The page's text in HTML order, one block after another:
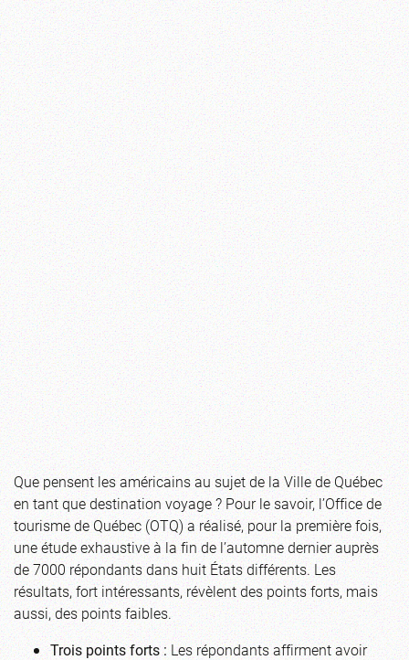
Que pensent les américains au sujet de la Ville de Québec
en tant que destination voyage ? Pour le savoir, l’Office de
tourisme de Québec (OTQ) a réalisé, pour la première fois,
une étude exhaustive à la fin de l’automne dernier auprès
de 7000 répondants dans huit États différents. Les
résultats, fort intéressants, révèlent des points forts, mais
aussi, des points faibles.
Trois points forts :Les répondants affirment avoir